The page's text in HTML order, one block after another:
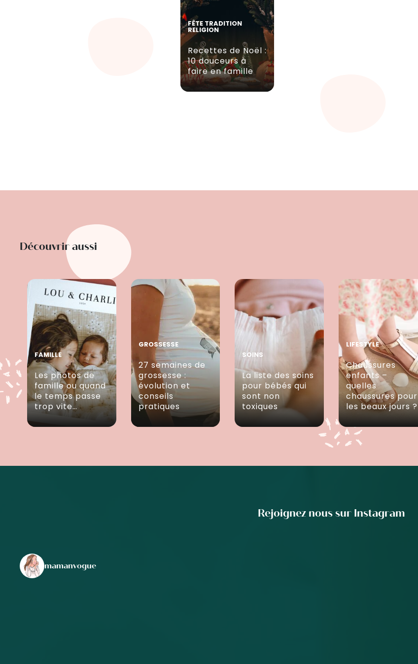
FÊTE TRADITION
RELIGION
Recettes de Noël :
10 douceurs à
faire en famille
Découvrir aussi
FAMILLE
Les photos de
famille ou quand
le temps passe
trop vite…
GROSSESSE
27 semaines de
grossesse :
évolution et
conseils
pratiques
SOINS
La liste des soins
pour bébés qui
sont non
toxiques
LIFESTYLE
Chaussures
enfants –
quelles
chaussures pour
les beaux jours ?
Rejoignez nous sur Instagram
mamanvogue